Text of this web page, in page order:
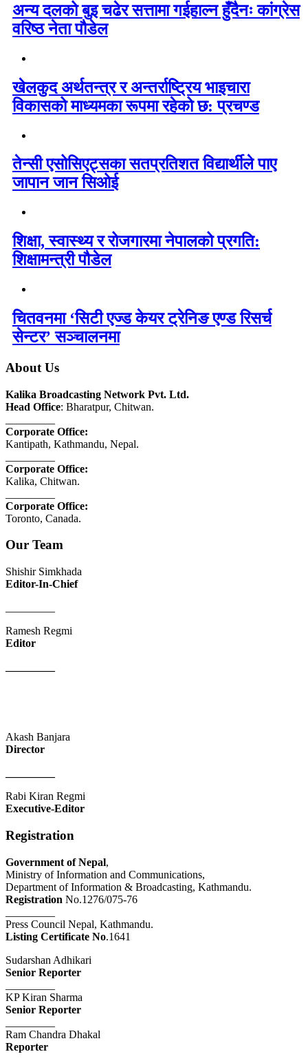
अन्य दलको बुइ चढेर सत्तामा गईहाल्न हुँदैनः कांग्रेस
वरिष्ठ नेता पौडेल
खेलकुद अर्थतन्त्र र अन्तर्राष्ट्रिय भाइचारा
विकासको माध्यमका रूपमा रहेको छ: प्रचण्ड
तेन्सी एसोसिएट्सका सतप्रतिशत विद्यार्थीले पाए
जापान जान सिओई
शिक्षा, स्वास्थ्य र रोजगारमा नेपालको प्रगति:
शिक्षामन्त्री पौडेल
चितवनमा ‘सिटी एज्ड केयर ट्रेनिङ एण्ड रिसर्च
सेन्टर’ सञ्चालनमा
About Us
Kalika Broadcasting Network Pvt. Ltd.
Head Office: Bharatpur, Chitwan.
Corporate Office:
Kantipath, Kathmandu, Nepal.
Corporate Office:
Kalika, Chitwan.
Corporate Office:
Toronto, Canada.
Our Team
Shishir Simkhada
Editor-In-Chief
Ramesh Regmi
Editor
Akash Banjara
Director
Rabi Kiran Regmi
Executive-Editor
Registration
Government of Nepal,
Ministry of Information and Communications,
Department of Information & Broadcasting, Kathmandu.
Registration No.1276/075-76
Press Council Nepal, Kathmandu.
Listing Certificate No.1641
Sudarshan Adhikari
Senior Reporter
KP Kiran Sharma
Senior Reporter
Ram Chandra Dhakal
Reporter